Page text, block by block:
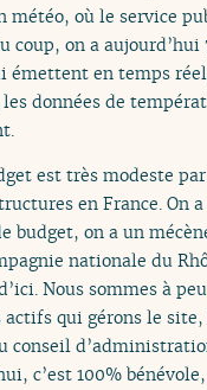
météo, où le service
coup, on a
émettent en temps
données de
est très modeste
en France. On
budget, on a un
nationale du
Nous sommes à
actifs qui gérons le site,
conseil
c’est 100%